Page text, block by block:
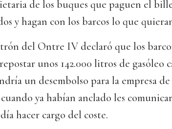
de los buques que paguen el
y hagan con los barcos lo que
del Ontre IV declaró que los
unos 142.000 litros de gasóleo
un desembolso para la empresa
ya habían anclado les
hacer cargo del coste.